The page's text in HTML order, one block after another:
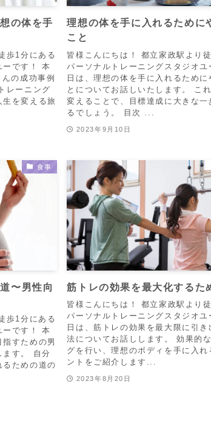
の体を手
歩1分にある
ーです！ 本
の成功事例
レーニング
生を変える旅
理想の体を手に入れるために
こと
皆様こんにちは！ 都立家政駅より
パーソナルトレーニングスタジオ
日は、理想の体を手に入れるために
とについてお話しいたします。 こ
変えることで、目標達成に大きな一
るでしょう。 目次 ...
2023年9月10日
食事
〜男性向
歩1分にある
ーです！ 本
すための男
ます。 自分
るための道の
筋トレの効果を最大化するた
皆様こんにちは！ 都立家政駅より
パーソナルトレーニングスタジオユ
日は、筋トレの効果を最大限に引き
法についてお話しします。 効果的
グを行い、理想のボディを手に入れ
ントをご紹介します...
2023年8月20日